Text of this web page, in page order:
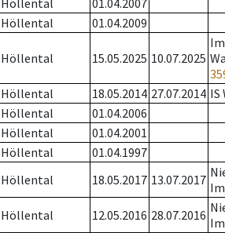
Höllental
01.04.2007
Höllental 01.04.2009
Höllental 15.05.2025 10.07.2025
Höllental 18.05.2014 27.07.2014 IS
Höllental
01.04.2006
Höllental
01.04.2001
Höllental
01.04.1997
Höllental 18.05.2017 13.07.2017
Höllental 12.05.2016 28.07.2016